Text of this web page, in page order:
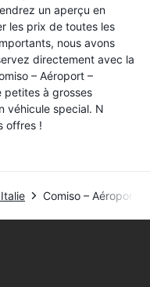
un aperçu en
les prix de toutes les
nous avons
directement avec la
– Aéroport –
petites à grosses
véhicule special. N
offres !
Comiso – Aéroport